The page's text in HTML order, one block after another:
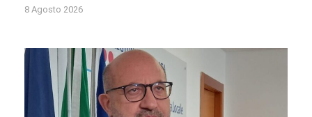
8 Agosto 2026